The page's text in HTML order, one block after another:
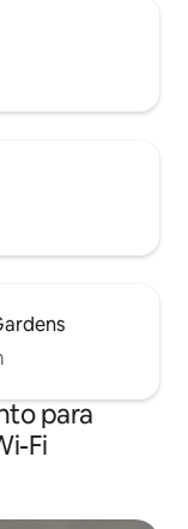
para
Fi